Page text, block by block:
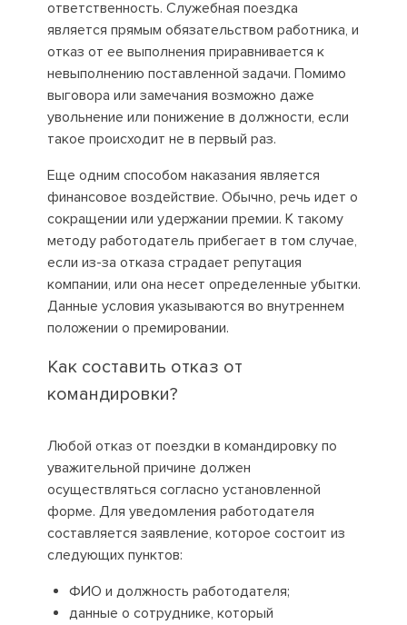
ответственность. Служебная поездка
является прямым обязательством работника, и
отказ от ее выполнения приравнивается к
невыполнению поставленной задачи. Помимо
выговора или замечания возможно даже
увольнение или понижение в должности, если
такое происходит не в первый раз.
Еще одним способом наказания является
финансовое воздействие. Обычно, речь идет о
сокращении или удержании премии. К такому
методу работодатель прибегает в том случае,
если из-за отказа страдает репутация
компании, или она несет определенные убытки.
Данные условия указываются во внутреннем
положении о премировании.
Как составить отказ от
командировки?
Любой отказ от поездки в командировку по
уважительной причине должен
осуществляться согласно установленной
форме. Для уведомления работодателя
составляется заявление, которое состоит из
следующих пунктов:
ФИО и должность работодателя;
данные о сотруднике, который